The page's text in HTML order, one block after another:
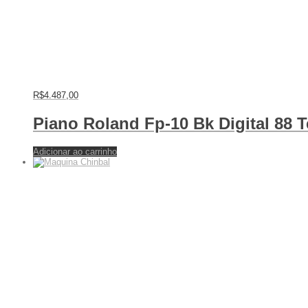
R$4.487,00
Piano Roland Fp-10 Bk Digital 88
Adicionar ao carrinho